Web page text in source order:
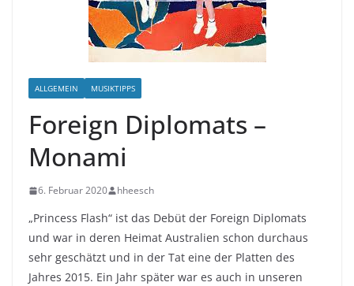
ALLGEMEIN MUSIKTIPPS
Foreign Diplomats –
Monami
6. Februar 2020 hheesch
„Princess Flash“ ist das Debüt der Foreign Diplomats
und war in deren Heimat Australien schon durchaus
sehr geschätzt und in der Tat eine der Platten des
Jahres 2015. Ein Jahr später war es auch in unseren